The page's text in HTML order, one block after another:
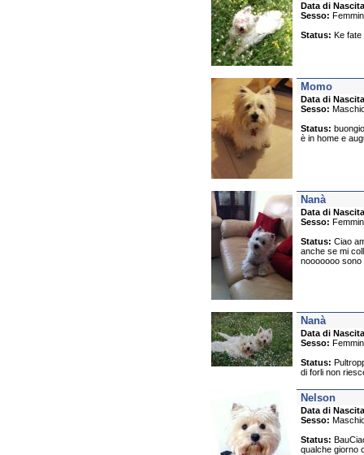
Data di
Sesso:
Status: Ke fate
Momo
Data di
Sesso:
Status:
è in home e
Nanà
Data di
Sesso:
Status: Ciao
anche se mi
nooooooo sono
Nanà
Data di
Sesso:
Status:
di forli non
Nelson
Data di
Sesso:
Status:
qualche giorno